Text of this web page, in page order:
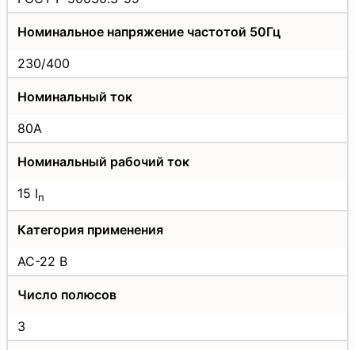
Номинальное напряжение частотой 50Гц
230/400
Номинальный ток
80A
Номинальный рабочий ток
15 In
Категория применения
AC-22 B
Число полюсов
3